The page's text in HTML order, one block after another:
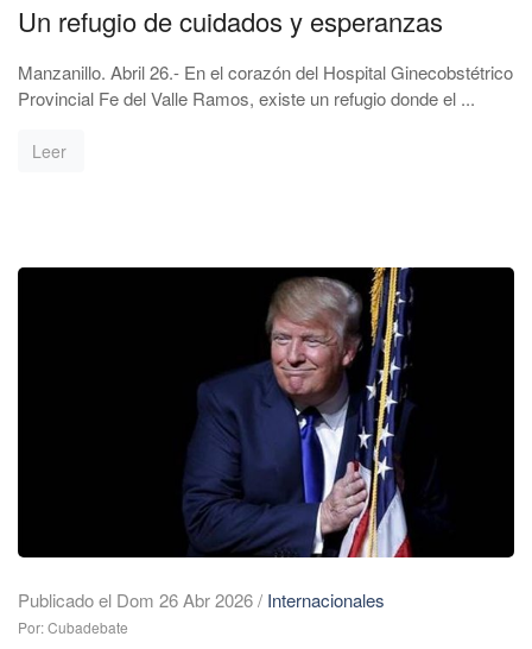
Un refugio de cuidados y esperanzas
Manzanillo. Abril 26.- En el corazón del Hospital Ginecobstétrico
Provincial Fe del Valle Ramos, existe un refugio donde el ...
Leer
Publicado el Dom 26 Abr 2026/ Internacionales
Por: Cubadebate